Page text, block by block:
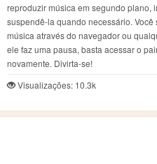
reproduzir música em segundo plano,
suspendê-la quando necessário.
música através do navegador ou
ele faz uma pausa, basta acessar o
novamente. Divirta-se!
Visualizações: 10.3k